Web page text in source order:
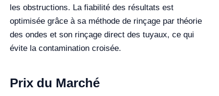
les obstructions. La fiabilité des résultats est
optimisée grâce à sa méthode de rinçage par théorie
des ondes et son rinçage direct des tuyaux, ce qui
évite la contamination croisée.
Prix du Marché